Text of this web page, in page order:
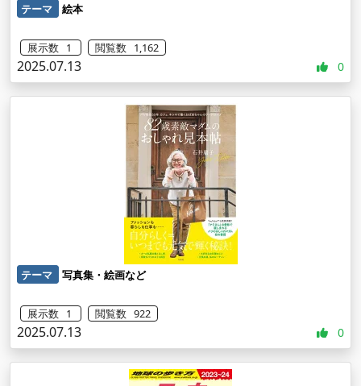
テーマ 絵本
展示数 1 閲覧数 1,162
2025.07.13 0
テーマ 写真集・絵画など
展示数 1 閲覧数 922
2025.07.13 0